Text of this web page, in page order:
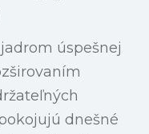
úspešnej
dnešné